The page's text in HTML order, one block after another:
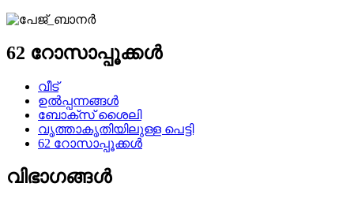
62 റോസാപ്പൂക്കൾ
വീട്
ഉൽപ്പന്നങ്ങൾ
ബോക്സ് ശൈലി
വൃത്താകൃതിയിലുള്ള പെട്ടി
62 റോസാപ്പൂക്കൾ
വിഭാഗങ്ങൾ